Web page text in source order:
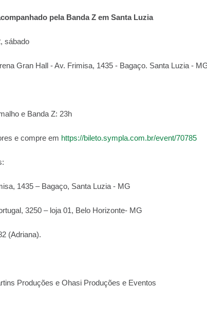
pela Banda Z em Santa Luzia
sábado
Gran Hall - Av. Frimisa, 1435 - Bagaço. Santa Luzia -
e Banda Z: 23h
e compre em https://bileto.sympla.com.br/event/70785
1435 – Bagaço, Santa Luzia - MG
3250 – loja 01, Belo Horizonte- MG
(Adriana).
Produções e Ohasi Produções e Eventos